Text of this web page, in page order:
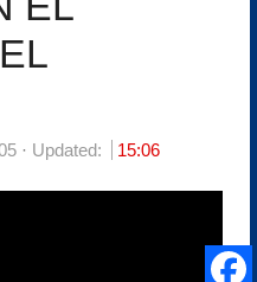
Updated: 15:06